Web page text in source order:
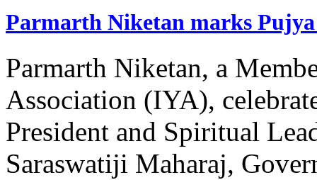
Parmarth Niketan marks
Parmarth Niketan, a
Association (IYA),
President and Spiritual
Saraswatiji Maharaj,